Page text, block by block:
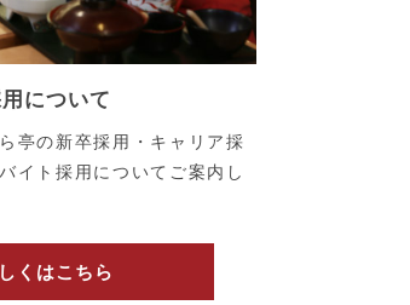
について
亭の新卒採用・キャリア採
イト採用についてご案内し
くはこちら